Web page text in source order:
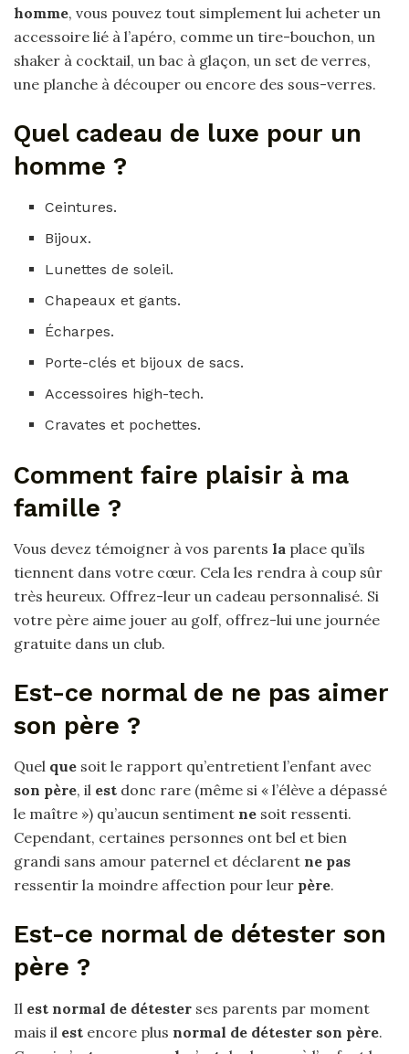
homme, vous pouvez tout simplement lui acheter un
accessoire lié à l’apéro, comme un tire-bouchon, un
shaker à cocktail, un bac à glaçon, un set de verres,
une planche à découper ou encore des sous-verres.
Quel cadeau de luxe pour un
homme ?
Ceintures.
Bijoux.
Lunettes de soleil.
Chapeaux et gants.
Écharpes.
Porte-clés et bijoux de sacs.
Accessoires high-tech.
Cravates et pochettes.
Comment faire plaisir à ma
famille ?
Vous devez témoigner à vos parents la place qu’ils
tiennent dans votre cœur. Cela les rendra à coup sûr
très heureux. Offrez-leur un cadeau personnalisé. Si
votre père aime jouer au golf, offrez-lui une journée
gratuite dans un club.
Est-ce normal de ne pas aimer
son père ?
Quel que soit le rapport qu’entretient l’enfant avec
son père, il est donc rare (même si « l’élève a dépassé
le maître ») qu’aucun sentiment ne soit ressenti.
Cependant, certaines personnes ont bel et bien
grandi sans amour paternel et déclarent ne pas
ressentir la moindre affection pour leur père.
Est-ce normal de détester son
père ?
Il est normal de détester ses parents par moment
mais il est encore plus normal de détester son père.